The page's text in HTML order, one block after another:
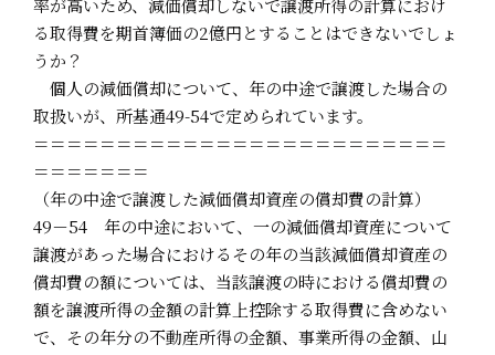
率が高いため、減価償却しないで譲渡所得の計算におけ
る取得費を期首簿価の2億円とすることはできないでしょ
うか？
個人の減価償却について、年の中途で譲渡した場合の
取扱いが、所基通49-54で定められています。
＝＝＝＝＝＝＝＝＝＝＝＝＝＝＝＝＝＝＝＝＝＝＝＝＝
＝＝＝＝＝＝＝
（年の中途で譲渡した減価償却資産の償却費の計算）
49－54 年の中途において、一の減価償却資産について
譲渡があった場合におけるその年の当該減価償却資産の
償却費の額については、当該譲渡の時における償却費の
額を譲渡所得の金額の計算上控除する取得費に含めない
で、その年分の不動産所得の金額、事業所得の金額、山